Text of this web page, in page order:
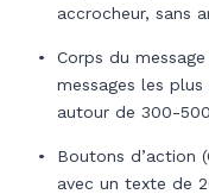
accrocheur, sans
Corps du
messages les
autour de 300-
Boutons d’action
avec un texte de